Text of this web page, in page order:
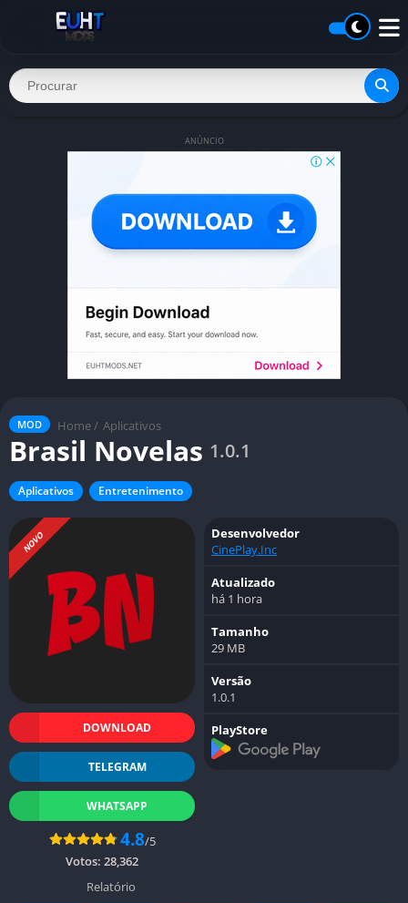
ANÚNCIO
MOD Home / Aplicativos
Brasil Novelas 1.0.1
Aplicativos Entretenimento
NOVO
DOWNLOAD
TELEGRAM
WHATSAPP
4.8/5
Votos: 28,362
Relatório
Desenvolvedor
CinePlay.Inc
Atualizado
há 1 hora
Tamanho
29 MB
Versão
1.0.1
PlayStore